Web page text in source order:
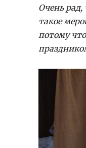
Очень рад,
такое
потому